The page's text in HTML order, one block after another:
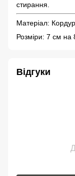
стирання.
Матеріал:
Розміри: 7 см на
Відгуки